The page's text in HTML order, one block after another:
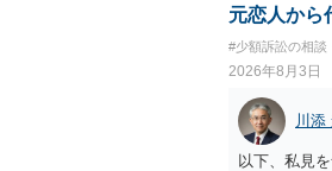
志が明らか
０万円の請
本人を示す
す。 以上、
元恋人から
#少額訴訟の相談
2026年8月3日
川添
以下、私見